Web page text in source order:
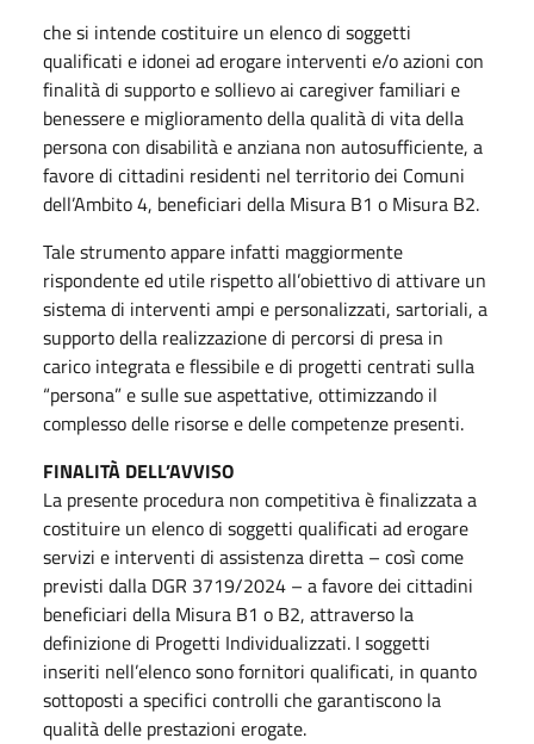
che si intende costituire un elenco di soggetti
qualificati e idonei ad erogare interventi e/o azioni con
finalità di supporto e sollievo ai caregiver familiari e
benessere e miglioramento della qualità di vita della
persona con disabilità e anziana non autosufficiente, a
favore di cittadini residenti nel territorio dei Comuni
dell’Ambito 4, beneficiari della Misura B1 o Misura B2.
Tale strumento appare infatti maggiormente
rispondente ed utile rispetto all’obiettivo di attivare un
sistema di interventi ampi e personalizzati, sartoriali, a
supporto della realizzazione di percorsi di presa in
carico integrata e flessibile e di progetti centrati sulla
“persona” e sulle sue aspettative, ottimizzando il
complesso delle risorse e delle competenze presenti.
FINALITÀ DELL’AVVISO
La presente procedura non competitiva è finalizzata a
costituire un elenco di soggetti qualificati ad erogare
servizi e interventi di assistenza diretta – così come
previsti dalla DGR 3719/2024 – a favore dei cittadini
beneficiari della Misura B1 o B2, attraverso la
definizione di Progetti Individualizzati. I soggetti
inseriti nell’elenco sono fornitori qualificati, in quanto
sottoposti a specifici controlli che garantiscono la
qualità delle prestazioni erogate.